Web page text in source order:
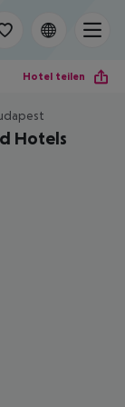
Hotel teilen
Hotels